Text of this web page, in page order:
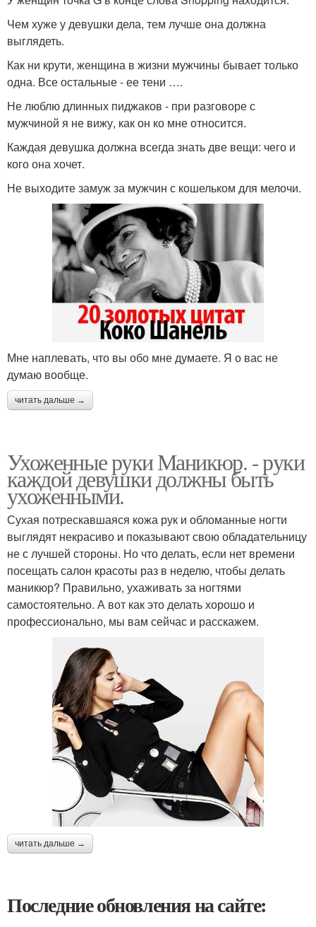
Чем хуже у девушки дела, тем лучше она должна
выглядеть.
Как ни крути, женщина в жизни мужчины бывает только
одна. Все остальные - ее тени ….
Не люблю длинных пиджаков - при разговоре с
мужчиной я не вижу, как он ко мне относится.
Каждая девушка должна всегда знать две вещи: чего и
кого она хочет.
Не выходите замуж за мужчин с кошельком для мелочи.
Мне наплевать, что вы обо мне думаете. Я о вас не
думаю вообще.
читать дальше →
Ухоженные руки Маникюр. - руки
каждой девушки должны быть
ухоженными.
Сухая потрескавшаяся кожа рук и обломанные ногти
выглядят некрасиво и показывают свою обладательницу
не с лучшей стороны. Но что делать, если нет времени
посещать салон красоты раз в неделю, чтобы делать
маникюр? Правильно, ухаживать за ногтями
самостоятельно. А вот как это делать хорошо и
профессионально, мы вам сейчас и расскажем.
читать дальше →
Последние обновления на сайте: